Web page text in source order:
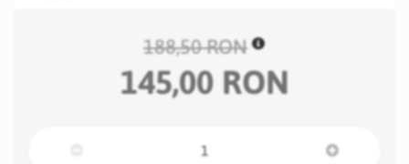
188,50 RON
145,00 RON